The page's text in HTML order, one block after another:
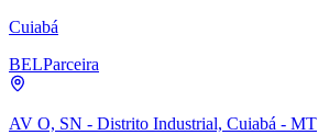
Cuiabá
BELParceira
AV O, SN - Distrito Industrial, Cuiabá - MT